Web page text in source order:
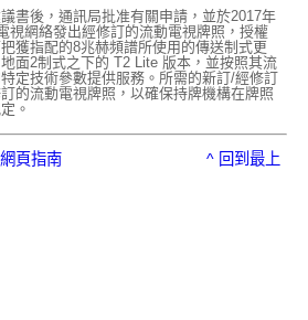
書後，通訊局批准有關申請，並於2017年
視網絡發出經修訂的流動電視牌照，授權
獲指配的8兆赫頻譜所使用的傳送制式更
面2制式之下的 T2 Lite 版本，並按照其流
定技術參數提供服務。所需的新訂/經修訂
的流動電視牌照，以確保持牌機構在牌照
。
網頁指南 ^ 回到最上